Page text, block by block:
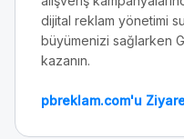
dijital reklam yönetimi
büyümenizi sağlarken
kazanın.
pbreklam.com'u